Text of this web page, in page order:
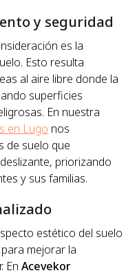
y seguridad
es la
Esto resulta
al aire libre donde la
superficies
En nuestra
en Lugo nos
de suelo que
priorizando
y sus familias.
estético del suelo
mejorar la
En Acevekor